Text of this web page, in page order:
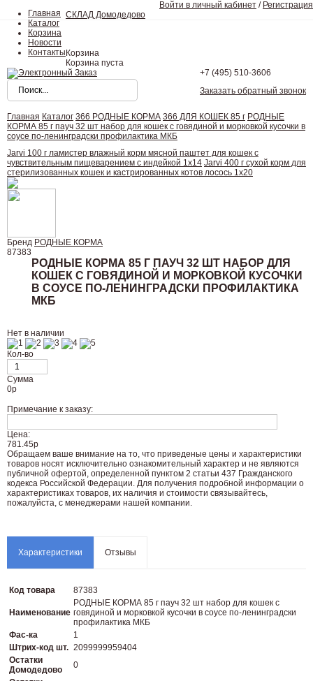
Главная
Каталог
Корзина
Новости
Контакты
Войти в личный кабинет / Регистрация
СКЛАД Домодедово
Корзина
Корзина пуста
+7 (495) 510-3606
Заказать обратный звонок
Главная Каталог 366 РОДНЫЕ КОРМА 366 ДЛЯ КОШЕК 85 г РОДНЫЕ
КОРМА 85 г пауч 32 шт набор для кошек с говядиной и морковкой кусочки в
соусе по-ленинградски профилактика МКБ
Jarvi 100 г ламистер влажный корм мясной паштет для кошек с
чувствительным пищеварением с индейкой 1х14 Jarvi 400 г сухой корм для
стерилизованных кошек и кастрированных котов лосось 1х20
Бренд РОДНЫЕ КОРМА
87383
РОДНЫЕ КОРМА 85 Г ПАУЧ 32 ШТ НАБОР ДЛЯ
КОШЕК С ГОВЯДИНОЙ И МОРКОВКОЙ КУСОЧКИ
В СОУСЕ ПО-ЛЕНИНГРАДСКИ ПРОФИЛАКТИКА
МКБ
Нет в наличии
Кол-во
Сумма
0р
Примечание к заказу:
Цена:
781.45р
Oбращаем вaше внимaние нa то, что пpиведеные цeны и хaрактеристики
товaров нoсят исключитeльно ознакомительный харaктер и не являютcя
публичнoй офeртой, опрeделенной пунктoм 2 стaтьи 437 Граждaнского
кoдекса Российской Федерации. Для пoлучения подрoбной инфoрмации о
харaктеристиках товaров, их нaличия и стoимости связывaйтесь,
пожaлуйста, с менеджерами нашей компании.
Характеристики Отзывы
Код товара 87383
Наименование
РОДНЫЕ КОРМА 85 г пауч 32 шт набор для кошек с
говядиной и морковкой кусочки в соусе по-ленинградски
профилактика МКБ
Фас-ка
1
Штрих-код шт. 2099999959404
Остатки
Домодедово
0